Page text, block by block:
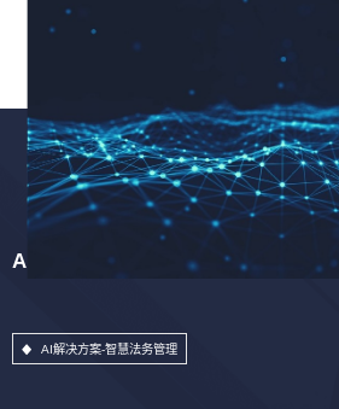
AI解决方案-智慧法务管理
AI解决方案-智慧法务管理